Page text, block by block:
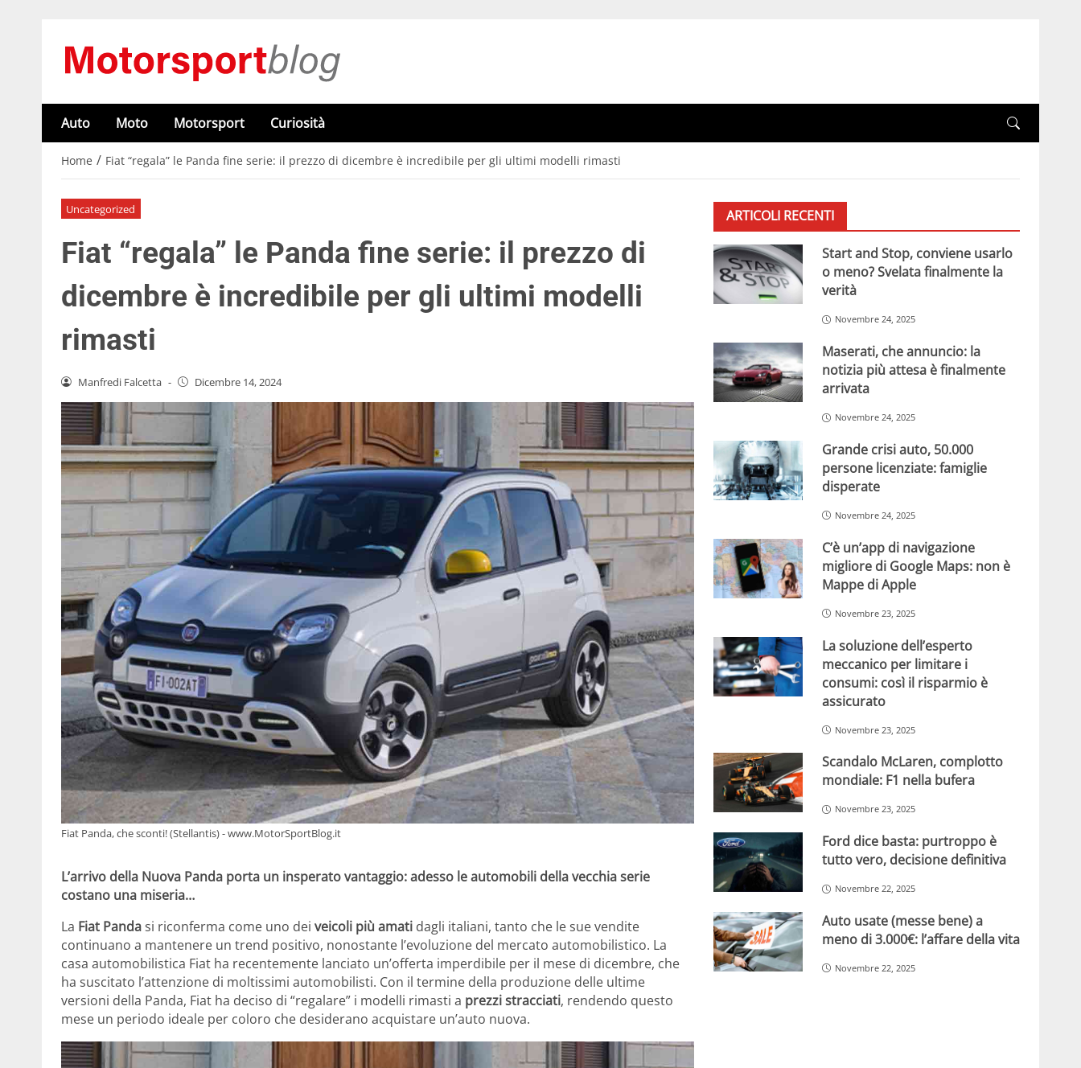
Auto Moto Motorsport Curiosità
Home / Fiat “regala” le Panda fine serie: il prezzo di dicembre è incredibile per gli ultimi modelli rimasti
Uncategorized
Fiat “regala” le Panda fine serie: il prezzo di
dicembre è incredibile per gli ultimi modelli
rimasti
Manfredi Falcetta - Dicembre 14, 2024
Fiat Panda, che sconti! (Stellantis) - www.MotorSportBlog.it
L’arrivo della Nuova Panda porta un insperato vantaggio: adesso le automobili della vecchia serie
costano una miseria…
La Fiat Pandasi riconferma come uno dei veicoli più amati dagli italiani, tanto che le sue vendite
continuano a mantenere un trend positivo, nonostante l’evoluzione del mercato automobilistico. La
casa automobilistica Fiat ha recentemente lanciato un’offerta imperdibile per il mese di dicembre, che
ha suscitato l’attenzione di moltissimi automobilisti. Con il termine della produzione delle ultime
versioni della Panda, Fiat ha deciso di “regalare” i modelli rimasti a prezzi stracciati, rendendo questo
mese un periodo ideale per coloro che desiderano acquistare un’auto nuova.
ARTICOLI RECENTI
Start and Stop, conviene usarlo
o meno? Svelata finalmente la
verità
Novembre 24, 2025
Maserati, che annuncio: la
notizia più attesa è finalmente
arrivata
Novembre 24, 2025
Grande crisi auto, 50.000
persone licenziate: famiglie
disperate
Novembre 24, 2025
C’è un’app di navigazione
migliore di Google Maps: non è
Mappe di Apple
Novembre 23, 2025
La soluzione dell’esperto
meccanico per limitare i
consumi: così il risparmio è
assicurato
Novembre 23, 2025
Scandalo McLaren, complotto
mondiale: F1 nella bufera
Novembre 23, 2025
Ford dice basta: purtroppo è
tutto vero, decisione definitiva
Novembre 22, 2025
Auto usate (messe bene) a
meno di 3.000€: l’affare della vita
Novembre 22, 2025